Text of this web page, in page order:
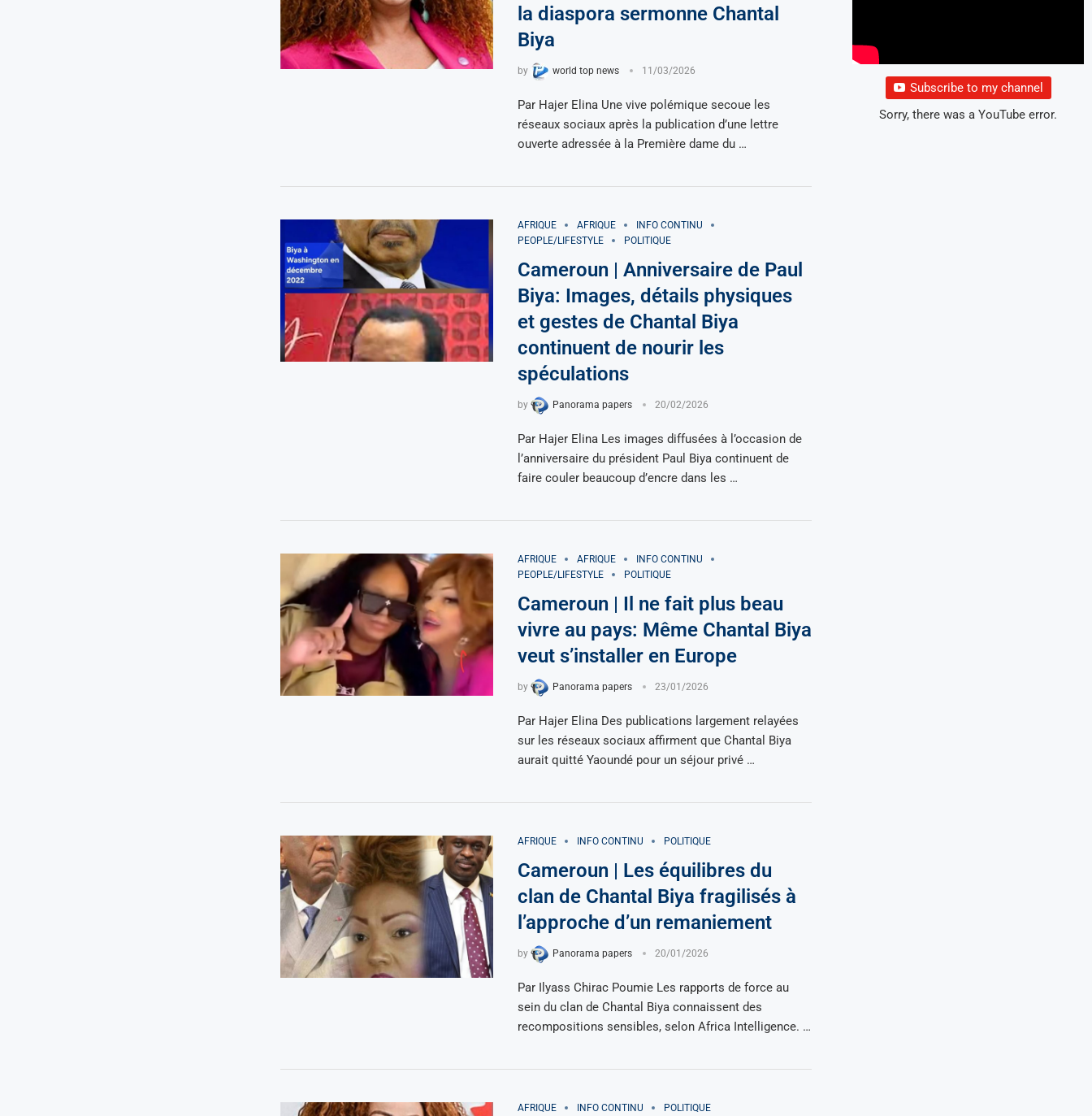
la diaspora sermonne Chantal
Biya
by world top news 11/03/2026
Par Hajer Elina Une vive polémique secoue les
réseaux sociaux après la publication d’une lettre
ouverte adressée à la Première dame du …
AFRIQUE AFRIQUE
INFO CONTINU
PEOPLE/LIFESTYLE
POLITIQUE
Cameroun | Anniversaire de Paul
Biya: Images, détails physiques
et gestes de Chantal Biya
continuent de nourir les
spéculations
by Panorama papers 20/02/2026
Par Hajer Elina Les images diffusées à l’occasion de
l’anniversaire du président Paul Biya continuent de
faire couler beaucoup d’encre dans les …
AFRIQUE AFRIQUE
INFO CONTINU
PEOPLE/LIFESTYLE
POLITIQUE
Cameroun | Il ne fait plus beau
vivre au pays: Même Chantal Biya
veut s’installer en Europe
by Panorama papers 23/01/2026
Par Hajer Elina Des publications largement relayées
sur les réseaux sociaux affirment que Chantal Biya
aurait quitté Yaoundé pour un séjour privé …
AFRIQUE INFO CONTINU POLITIQUE
Cameroun | Les équilibres du
clan de Chantal Biya fragilisés à
l’approche d’un remaniement
by Panorama papers 20/01/2026
Par Ilyass Chirac Poumie Les rapports de force au
sein du clan de Chantal Biya connaissent des
recompositions sensibles, selon Africa Intelligence. …
AFRIQUE INFO CONTINU POLITIQUE
Subscribe to my channel
Sorry, there was a YouTube error.